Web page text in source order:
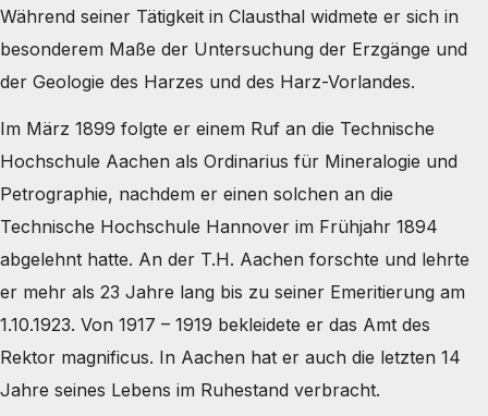
Während seiner Tätigkeit in Clausthal widmete er sich in
besonderem Maße der Untersuchung der Erzgänge und
der Geologie des Harzes und des Harz-Vorlandes.
Im März 1899 folgte er einem Ruf an die Technische
Hochschule Aachen als Ordinarius für Mineralogie und
Petrographie, nachdem er einen solchen an die
Technische Hochschule Hannover im Frühjahr 1894
abgelehnt hatte. An der T.H. Aachen forschte und lehrte
er mehr als 23 Jahre lang bis zu seiner Emeritierung am
1.10.1923. Von 1917 – 1919 bekleidete er das Amt des
Rektor magnificus. In Aachen hat er auch die letzten 14
Jahre seines Lebens im Ruhestand verbracht.